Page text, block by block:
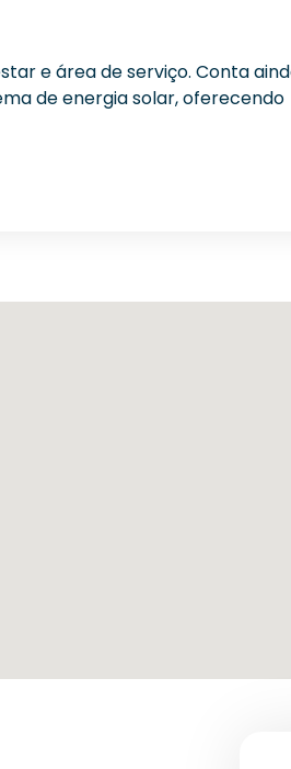
e área de serviço. Conta
de energia solar, oferecendo